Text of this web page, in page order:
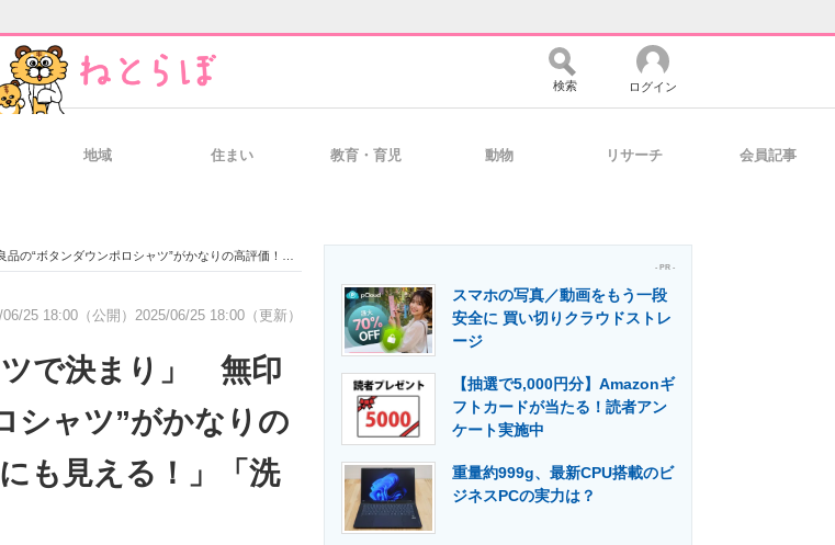
経営リーダーのコミュニティ マーケ×ITの今がよく分かる
製造業のIT導入・活用を支援
エネルギーの専門メディア 建設×テクノロジーの最前線
検索 ログイン
地域 住まい 教育・育児 動物 リサーチ 会員記事
ツ”がかなりの高評価！ 「しっかり目にも見える！」「洗濯しても縮まない」
25 18:00（公開） 2025/06/25 18:00（更新）
ツで決まり」 無印
シャツ”がかなりの
も見える！」「洗
- PR -
スマホの写真／動画をもう一段
安全に 買い切りクラウドストレ
ージ
【抽選で5,000円分】Amazonギ
フトカードが当たる！読者アン
ケート実施中
重量約999g、最新CPU搭載のビ
ジネスPCの実力は？